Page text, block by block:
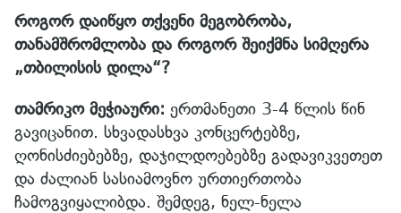
როგორ დაიწყო თქვენი მეგობრობა,
თანამშრომლობა და როგორ შეიქმნა სიმღერა
„თბილისის დილა“?
თამრიკო მეჭიაური: ერთმანეთი 3-4 წლის წინ
გავიცანით. სხვადასხვა კონცერტებზე,
ღონისძიებებზე, დაჯილდოებებზე გადავიკვეთეთ
და ძალიან სასიამოვნო ურთიერთობა
ჩამოგვიყალიბდა. შემდეგ, ნელ-ნელა